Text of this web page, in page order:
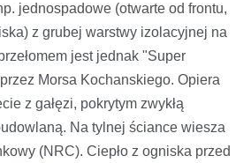
jednospadowe (otwarte od frontu,
z grubej warstwy izolacyjnej na
jest jednak "Super
Morsa Kochanskiego. Opiera
z gałęzi, pokrytym zwykłą
Na tylnej ściance wiesza
(NRC). Ciepło z ogniska przed